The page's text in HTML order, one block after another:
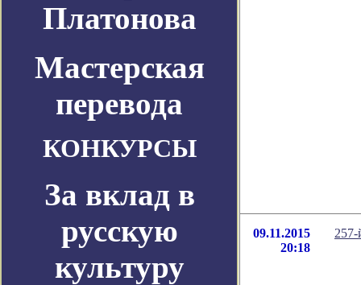
Платонова
Мастерская
перевода
КОНКУРСЫ
За вклад в
русскую
культуру
09.11.2015
20:18
257-